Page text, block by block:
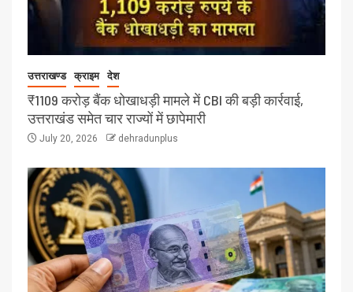
उत्तराखण्ड क्राइम देश
₹1109 करोड़ बैंक धोखाधड़ी मामले में CBI की बड़ी कार्रवाई,
उत्तराखंड समेत चार राज्यों में छापेमारी
July 20, 2026 dehradunplus